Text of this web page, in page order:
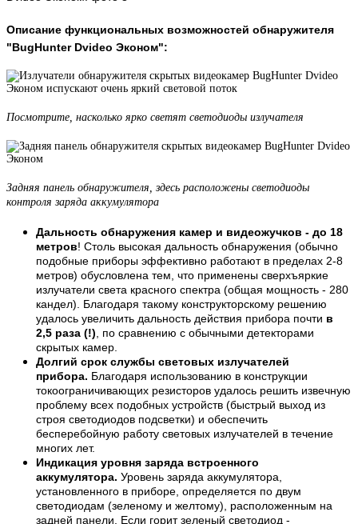
Описание функциональных возможностей обнаружителя
"BugHunter Dvideo Эконом":
Посмотрите, насколько ярко светят светодиоды излучателя
Задняя панель обнаружителя, здесь расположены светодиоды
контроля заряда аккумулятора
Дальность обнаружения камер и видеожучков - до 18
метров! Столь высокая дальность обнаружения (обычно
подобные приборы эффективно работают в пределах 2-8
метров) обусловлена тем, что применены сверхъяркие
излучатели света красного спектра (общая мощность - 280
кандел). Благодаря такому конструкторскому решению
удалось увеличить дальность действия прибора почти в
2,5 раза (!), по сравнению с обычными детекторами
скрытых камер.
Долгий срок службы световых излучателей
прибора. Благодаря использованию в конструкции
токоограничивающих резисторов удалось решить извечную
проблему всех подобных устройств (быстрый выход из
строя светодиодов подсветки) и обеспечить
бесперебойную работу световых излучателей в течение
многих лет.
Индикация уровня заряда встроенного
аккумулятора. Уровень заряда аккумулятора,
установленного в приборе, определяется по двум
светодиодам (зеленому и желтому), расположенным на
задней панели. Если горит зеленый светодиод -